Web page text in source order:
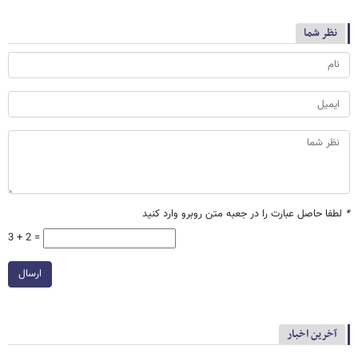
نظر شما
* لطفا حاصل عبارت را در جعبه متن روبرو وارد کنید
3 + 2 =
ارسال
آخرین اخبار